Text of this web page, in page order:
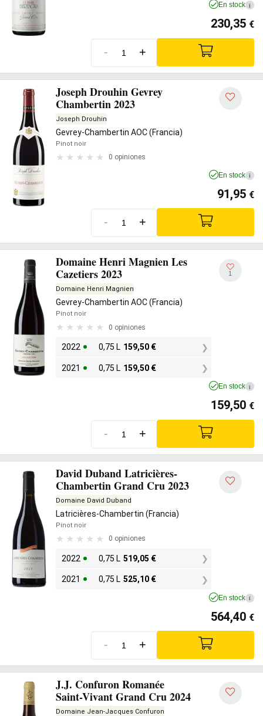
En stock i
230,35 €
- +
Joseph Drouhin Gevrey
Chambertin 2023
Joseph Drouhin
Gevrey-Chambertin AOC (Francia)
Pinot noir
0 opiniones
En stock i
91,95 €
- +
Domaine Henri Magnien Les
Cazetiers 2023
Domaine Henri Magnien
Gevrey-Chambertin AOC (Francia)
Pinot noir
0 opiniones
2022 0,75 L 159,50 €
2021 0,75 L 159,50 €
1
En stock i
159,50 €
- +
David Duband Latricières-
Chambertin Grand Cru 2023
Domaine David Duband
Latricières-Chambertin (Francia)
Pinot noir
0 opiniones
2022 0,75 L 519,05 €
2021 0,75 L 525,10 €
En stock i
564,40 €
- +
J.J. Confuron Romanée
Saint-Vivant Grand Cru 2024
Domaine Jean-Jacques Confuron